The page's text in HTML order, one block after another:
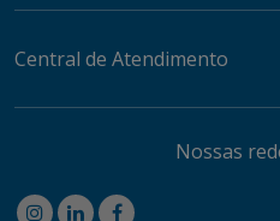
Central de Atendimento
Nossas